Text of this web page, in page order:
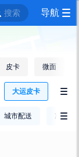
搜索 导航
皮卡 微面
大运皮卡 
城市配送 冷链运
